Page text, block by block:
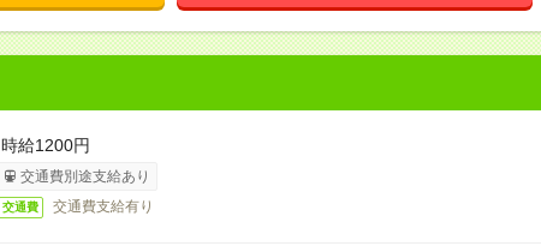
時給1200円
交通費別途支給あり
交通費 交通費支給有り